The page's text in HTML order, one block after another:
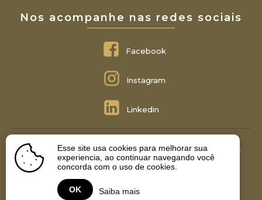
Nos acompanhe nas redes sociais
Facebook
Instagram
Linkedin
Montemor Advocacia © 2022 - Todos Os Direitos Reservados.
Termos de Privacidade
Desenvolvido por Prospecta.digital
Esse site usa cookies para melhorar sua
experiencia, ao continuar navegando você
concorda com o uso de cookies.
OK Saiba mais